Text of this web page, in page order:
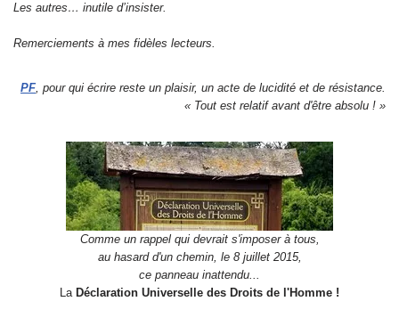
Les autres… inutile d’insister.
Remerciements à mes fidèles lecteurs.
PF, pour qui écrire reste un plaisir, un acte de lucidité et de résistance.
« Tout est relatif avant d'être absolu ! »
Comme un rappel qui devrait s'imposer à tous,
au hasard d'un chemin, le 8 juillet 2015,
ce panneau inattendu...
La Déclaration Universelle des Droits de l'Homme !